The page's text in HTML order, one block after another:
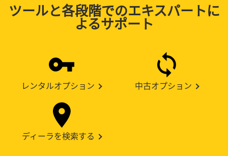
ツールと各段階でのエキスパートに
よるサポート
レンタルオプション 中古オプション
ディーラを検索する